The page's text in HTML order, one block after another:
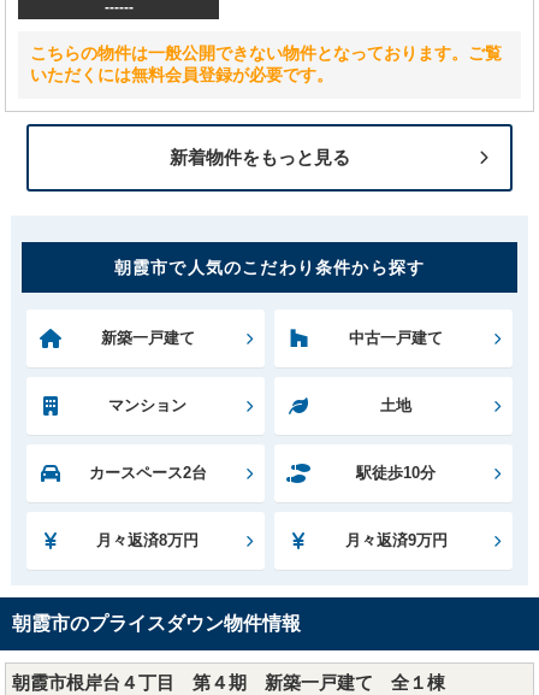
------
こちらの物件は一般公開できない物件となっております。ご覧
いただくには無料会員登録が必要です。
新着物件をもっと見る
朝霞市で人気のこだわり条件から探す
新築一戸建て 中古一戸建て
マンション 土地
カースペース2台 駅徒歩10分
月々返済8万円 月々返済9万円
朝霞市のプライスダウン物件情報
朝霞市根岸台４丁目 第４期 新築一戸建て 全１棟